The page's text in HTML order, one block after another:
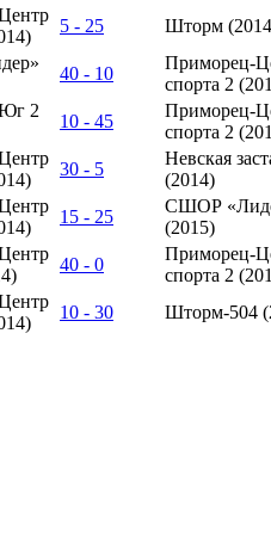
5 - 25
Шторм
40 - 10
Приморец-
спорта 2
2
10 - 45
Приморец-
спорта 2
30 - 5
Невская
(2014)
15 - 25
СШОР
(2015)
40 - 0
Приморец-
спорта 2
10 - 30 Шторм-504